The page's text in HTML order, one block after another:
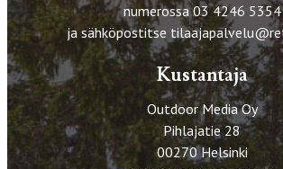
numerossa 03 4246 5354
ja sähköpostitse
Kustantaja
Outdoor Media Oy
Pihlajatie 28
00270 Helsinki